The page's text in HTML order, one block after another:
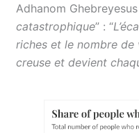
Adhanom
catastrophique” : “
riches et le nombre de
creuse et devient